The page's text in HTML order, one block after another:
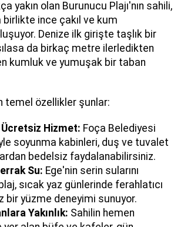
yakın olan Burunucu Plajı'nın sahili,
ince çakıl ve kum
Denize ilk girişte taşlık bir
da birkaç metre ilerledikten
kumluk ve yumuşak bir taban
temel özellikler şunlar:
Hizmet: Foça Belediyesi
soyunma kabinleri, duş ve tuvalet
bedelsiz faydalanabilirsiniz.
Su: Ege'nin serin sularını
sıcak yaz günlerinde ferahlatıcı
bir yüzme deneyimi sunuyor.
Yakınlık: Sahilin hemen